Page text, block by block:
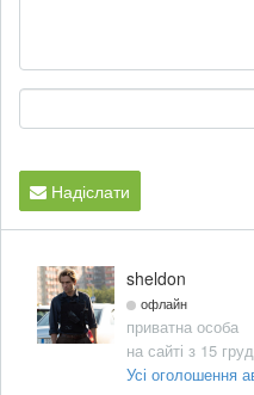
Надіслати
sheldon
офлайн
приватна особа
на сайті з 15
Усі оголошення